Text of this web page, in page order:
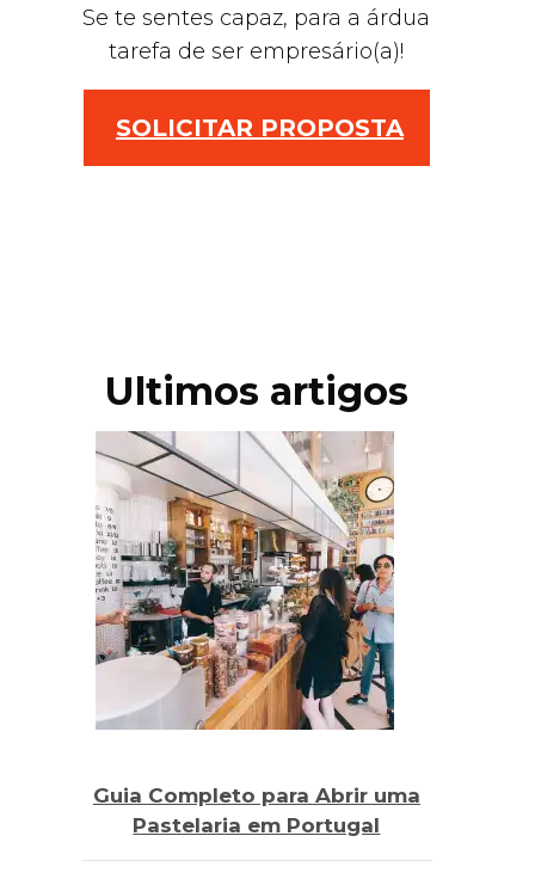
Se te sentes capaz, para a árdua
tarefa de ser empresário(a)!
SOLICITAR PROPOSTA
Ultimos artigos
Guia Completo para Abrir uma
Pastelaria em Portugal